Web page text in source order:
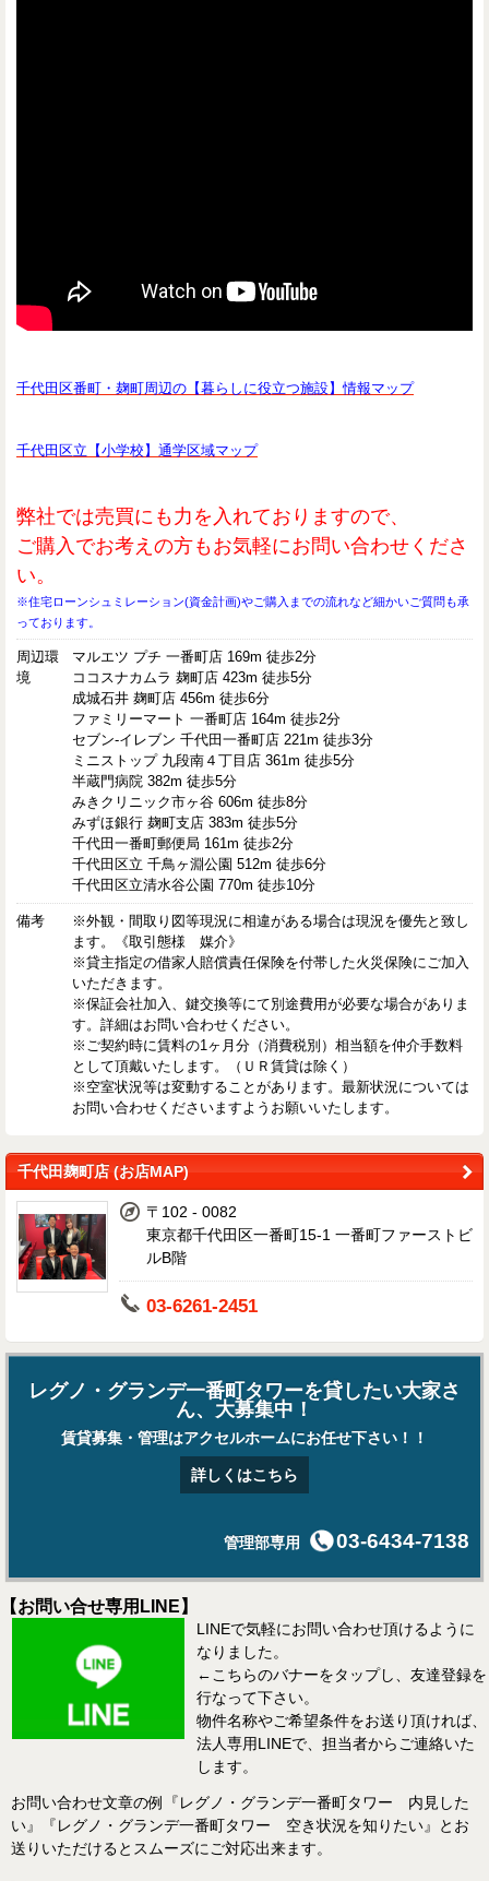
千代田区番町・麹町周辺の【暮らしに役立つ施設】情報マップ
千代田区立【小学校】通学区域マップ
弊社では売買にも力を入れておりますので、
ご購入でお考えの方もお気軽にお問い合わせくださ
い。
※住宅ローンシュミレーション(資金計画)やご購入までの流れなど細かいご質問も承
っております。
周辺環
境
マルエツ プチ 一番町店 169m 徒歩2分
ココスナカムラ 麹町店 423m 徒歩5分
成城石井 麹町店 456m 徒歩6分
ファミリーマート 一番町店 164m 徒歩2分
セブン-イレブン 千代田一番町店 221m 徒歩3分
ミニストップ 九段南４丁目店 361m 徒歩5分
半蔵門病院 382m 徒歩5分
みきクリニック市ヶ谷 606m 徒歩8分
みずほ銀行 麹町支店 383m 徒歩5分
千代田一番町郵便局 161m 徒歩2分
千代田区立 千鳥ヶ淵公園 512m 徒歩6分
千代田区立清水谷公園 770m 徒歩10分
備考
※外観・間取り図等現況に相違がある場合は現況を優先と致し
ます。《取引態様 媒介》
※貸主指定の借家人賠償責任保険を付帯した火災保険にご加入
いただきます。
※保証会社加入、鍵交換等にて別途費用が必要な場合がありま
す。詳細はお問い合わせください。
※ご契約時に賃料の1ヶ月分（消費税別）相当額を仲介手数料
として頂戴いたします。（ＵＲ賃貸は除く）
※空室状況等は変動することがあります。最新状況については
お問い合わせくださいますようお願いいたします。
千代田麹町店 (お店MAP)
〒102 - 0082
東京都千代田区一番町15-1 一番町ファーストビ
ルB階
03-6261-2451
レグノ・グランデ一番町タワーを貸したい大家さ
ん、大募集中！
賃貸募集・管理はアクセルホームにお任せ下さい！！
詳しくはこちら
管理部専用 03-6434-7138
【お問い合せ専用LINE】
LINEで気軽にお問い合わせ頂けるように
なりました。
←こちらのバナーをタップし、友達登録を
行なって下さい。
物件名称やご希望条件をお送り頂ければ、
法人専用LINEで、担当者からご連絡いた
します。
お問い合わせ文章の例『レグノ・グランデ一番町タワー 内見した
い』『レグノ・グランデ一番町タワー 空き状況を知りたい』とお
送りいただけるとスムーズにご対応出来ます。